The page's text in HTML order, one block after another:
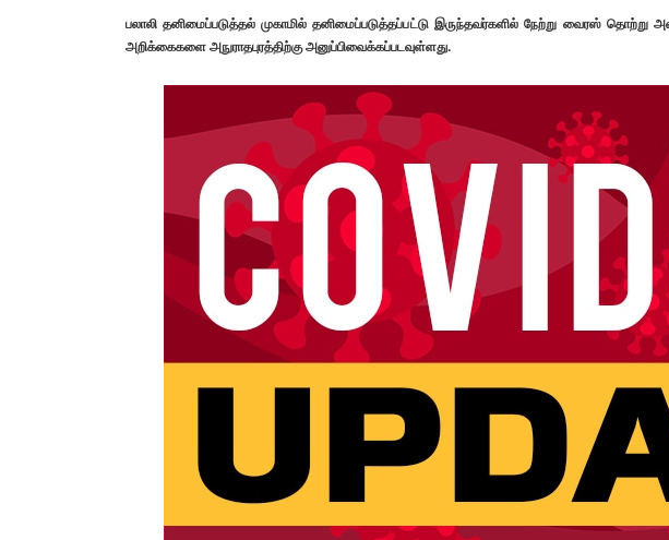
பலாலி தனிமைப்படுத்தல் முகாமில் தனிமைப்படுத்தப்பட்டு இருந்தவர்களில் நேற்று வைரஸ் தொற்று
அறிக்கைகளை அநுராதபுரத்திற்கு அனுப்பிவைக்கப்படவுள்ளது.